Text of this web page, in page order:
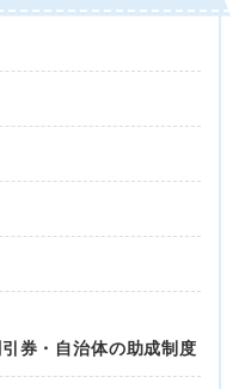
券・自治体の助成制度